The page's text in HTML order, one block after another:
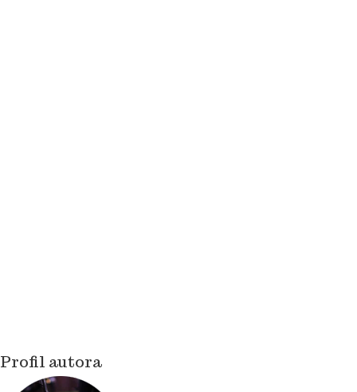
Profil autora